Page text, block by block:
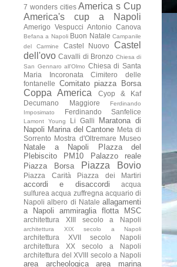
7 wonders cities America s Cup
America's cup a Napoli
Amerigo Vespucci Antonio Canova
Befana a Napoli Buon Natale Campanile
del Carmine
Castel Nuovo
Castel
dell'ovo Cavalli di Bronzo Chiesa di
San Gennaro all'Olmo Chiesa di Santa
Maria Incoronata
Cimitero delle
fontanelle
Comitato piazza Borsa
Coppa America
Cyop & Kaf
Decumano Maggiore
Ferdinando
Imposimato
Ferdinando Sanfelice
Lamont Young Li Galli
Maratona di
Napoli Marina del Cantone Meta di
Sorrento Mostra d'Oltremare Museo
Natale a Napoli
PIazza del
Plebiscito
PM10
Palazzo reale
Piazza Borsa
Piazza Bovio
Piazza Carità Piazza dei Martiri
accordi e disaccordi
acqua
sulfurea acqua zuffregna acquario di
Napoli albero di Natale allagamenti
a Napoli
ammiraglia flotta MSC
architettura XIII secolo a Napoli
architettura XIX secolo a Napoli
architettura XVII secolo Napoli
architettura XX secolo a Napoli
architettura del XVIII secolo a Napoli
area archeologica
area marina